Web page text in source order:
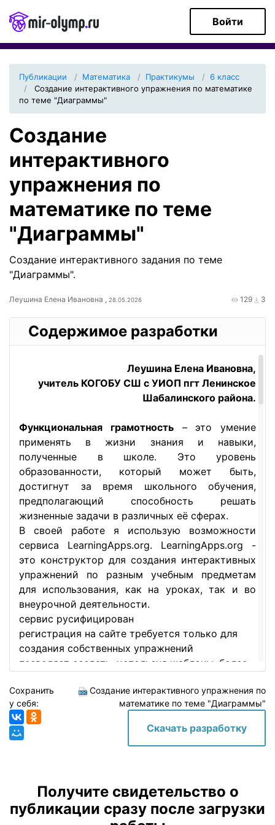
Войти
Публикации Математика Практикумы
6 класс
Создание интерактивного упражнения по математике
по теме "Диаграммы"
Создание
интерактивного
упражнения по
математике по теме
"Диаграммы"
Создание интерактивного задания по теме
"Диаграммы".
Леушина Елена Ивановна , 28.05.2026 129 3
Содержимое разработки
Леушина Елена Ивановна,
учитель КОГОБУ СШ с УИОП пгт Ленинское
Шабалинского района.
Функциональная грамотность– это умение
применять в жизни знания и навыки,
полученные в школе. Это уровень
образованности, который может быть,
достигнут за время школьного обучения,
предполагающий способность решать
жизненные задачи в различных её сферах.
В своей работе я использую возможности
сервиса LearningApps.org. LearningApps.org -
это конструктор для создания интерактивных
упражнений по разным учебным предметам
для использования, как на уроках, так и во
внеурочной деятельности.
сервис русифицирован
регистрация на сайте требуется только для
создания собственных упражнений
позволяет создать, используя шаблоны, более
позволяет использовать чужие упражнения как
шаблон для создания своих
понятный интерфейс и простое создание
упражнений
поделиться ссылкой с учеником и
распространить упражнение в социальных
Сохранить
у себя:
Создание интерактивного упражнения по
математике по теме "Диаграммы"
Скачать разработку
Получите свидетельство о
публикации сразу после загрузки